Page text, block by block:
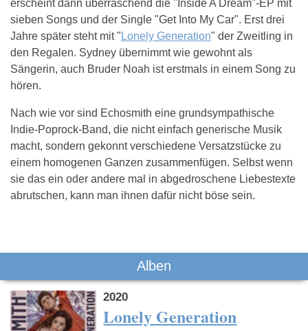
erscheint dann überraschend die "Inside A Dream"-EP mit
sieben Songs und der Single "Get Into My Car". Erst drei
Jahre später steht mit "Lonely Generation" der Zweitling in
den Regalen. Sydney übernimmt wie gewohnt als
Sängerin, auch Bruder Noah ist erstmals in einem Song zu
hören.
Nach wie vor sind Echosmith eine grundsympathische
Indie-Poprock-Band, die nicht einfach generische Musik
macht, sondern gekonnt verschiedene Versatzstücke zu
einem homogenen Ganzen zusammenfügen. Selbst wenn
sie das ein oder andere mal in abgedroschene Liebestexte
abrutschen, kann man ihnen dafür nicht böse sein.
Das könnte Dich auch interessieren:
Alben
2020
Lonely Generation